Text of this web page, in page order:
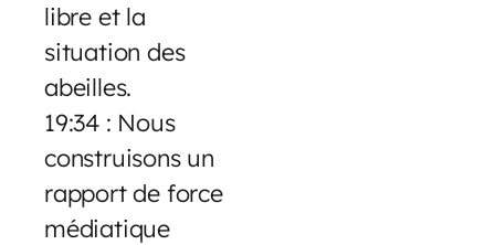
libre et la
situation des
abeilles.
19:34 : Nous
construisons un
rapport de force
médiatique